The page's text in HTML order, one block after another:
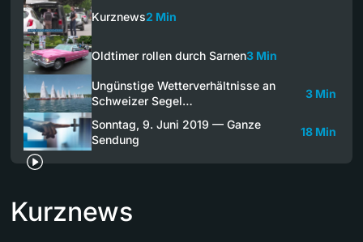
Kurznews2 Min
Oldtimer rollen durch Sarnen3 Min
Ungünstige Wetterverhältnisse an
Schweizer Segel…
3 Min
Sonntag, 9. Juni 2019 — Ganze
Sendung
18 Min
Kurznews